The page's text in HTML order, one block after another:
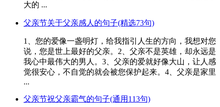
大的 ...
父亲节关于父亲感人的句子(精选73句)
1、您的爱像一盏明灯，给我指引人生的方向，我想对您
说，您是世上最好的父亲。2、父亲不是英雄，却永远是
我心中最伟大的男人。3、父亲的爱就好像大山，让人感
觉很安心，不自觉的就会被您保护起来。4、父亲是家里
...
父亲节祝父亲霸气的句子(通用113句)